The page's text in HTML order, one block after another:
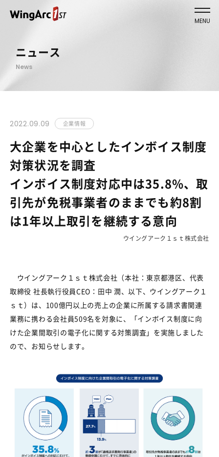
MENU
ニュース
News
2022.09.09 企業情報
大企業を中心としたインボイス制度
対策状況を調査
インボイス制度対応中は35.8%、取
引先が免税事業者のままでも約8割
は1年以上取引を継続する意向
ウイングアーク１ｓｔ株式会社
ウイングアーク１ｓｔ株式会社（本社：東京都港区、代表
取締役 社長執行役員CEO ：田中 潤、以下、ウイングアーク１
ｓｔ）は、 100億円以上の売上の企業に所属する請求書関連
業務に携わる会社員509名を対象に、「インボイス制度に向
けた企業間取引の電子化に関する対策調査」を実施しました
ので、お知らせします。